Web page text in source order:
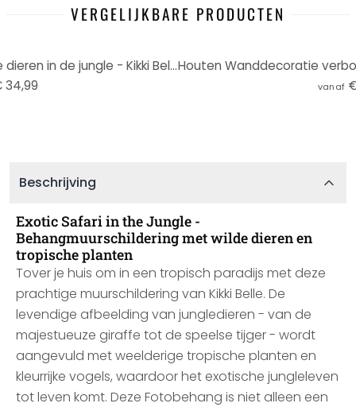
VERGELIJKBARE PRODUCTEN
Jungle Fotobehang Afrikaanse dieren in de jungle - Kikki Belle - Rond - zelfklevend/niet-geweven
34,99
vanaf
Beschrijving
Exotic Safari in the Jungle -
Behangmuurschildering met wilde dieren en
tropische planten
Tover je huis om in een tropisch paradijs met deze
prachtige muurschildering van Kikki Belle. De
levendige afbeelding van jungledieren - van de
majestueuze giraffe tot de speelse tijger - wordt
aangevuld met weelderige tropische planten en
kleurrijke vogels, waardoor het exotische jungleleven
tot leven komt. Deze Fotobehang is niet alleen een